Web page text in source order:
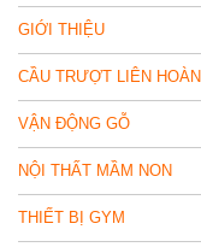
GIỚI THIỆU
CẦU TRƯỢT LIÊN HOÀN
VẬN ĐỘNG GỖ
NỘI THẤT MẦM NON
THIẾT BỊ GYM